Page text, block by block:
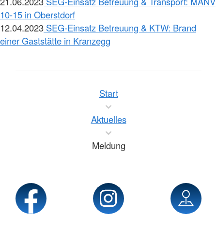
10-15 in Oberstdorf
12.04.2023 SEG-Einsatz Betreuung & KTW: Brand
einer Gaststätte in Kranzegg
Start
Aktuelles
Meldung